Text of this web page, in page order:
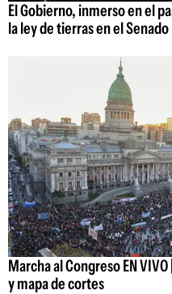
El Gobierno, inmerso en el
la ley de tierras en el Senado
Marcha al Congreso EN
y mapa de cortes